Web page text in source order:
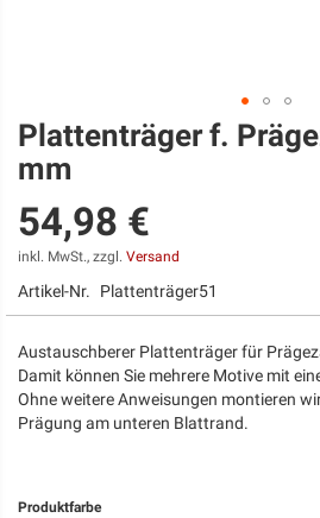
Zum
Anfang
der
springen
Plattenträger f.
mm
54,98 €
inkl. MwSt., zzgl. Versand
Artikel-Nr. Plattenträger51
Austauschberer Plattenträger für
Damit können Sie mehrere Motive mit
Ohne weitere Anweisungen montieren
Prägung am unteren Blattrand.
Produktfarbe